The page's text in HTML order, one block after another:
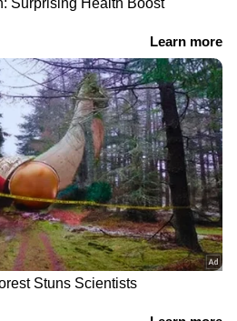
പുറത്തിറങ്ങി ഒരു
തന്റെ ജീവിതത്തിലെ
പാർവതി പങ്കുവച്ച കുറിപ്പും
ഏറെ ശ്രദ്ധ
തുല്ല്യമാണെന്ന്
|KC